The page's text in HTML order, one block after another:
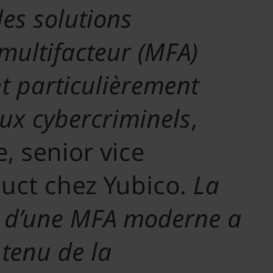
solutions
(MFA)
particulièrement
cybercriminels,
senior vice
chez Yubico. La
MFA moderne a
de la